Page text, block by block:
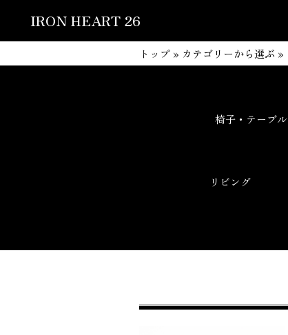
IRON HEART 26
トップ » カテゴリーから選ぶ »
椅子・テーブル
リビング